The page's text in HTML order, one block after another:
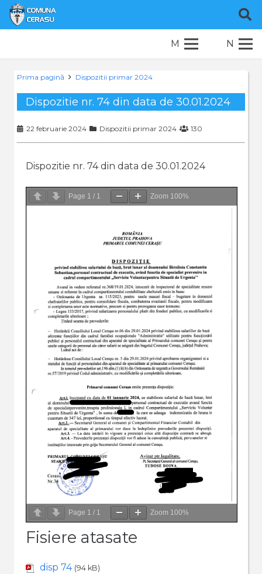
M N
Prima pagină Dispozitii primar 2024
Dispozitie nr. 74 din data de 30.01.2024
22 februarie 2024 Dispozitii primar 2024 130
Dispozitie nr. 74 din data de 30.01.2024
Page 1 / 1 Zoom 100%
Page 1 / 1 Zoom 100%
Fisiere atasate
disp 74 (94 kB)